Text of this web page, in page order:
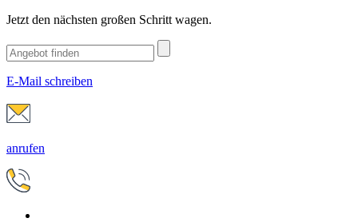
Jetzt den nächsten großen Schritt wagen.
E-Mail schreiben
anrufen